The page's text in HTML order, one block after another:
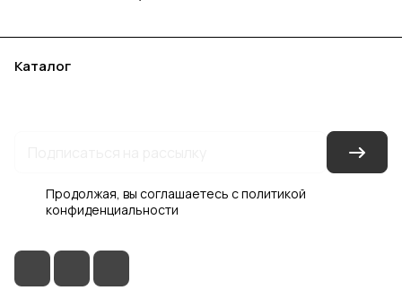
Каталог
Продолжая, вы соглашаетесь сполитикой
конфиденциальности